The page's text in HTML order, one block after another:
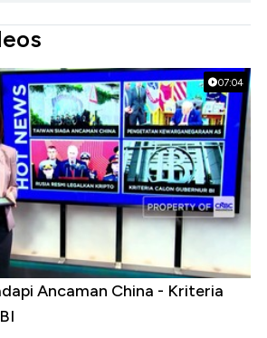
07:04
Ancaman China - Kriteria